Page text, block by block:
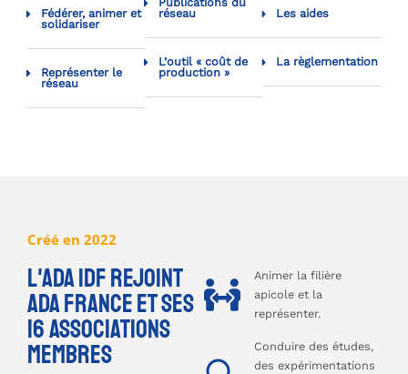
Fédérer, animer et
solidariser
Représenter le
réseau
réseau
L’outil « coût de
production »
Les aides
La règlementation
Créé en 2022
l'Ada idf rejoint
ada france et ses
16 associations
membres
Animer la filière
apicole et la
représenter.
Conduire des études,
des expérimentations